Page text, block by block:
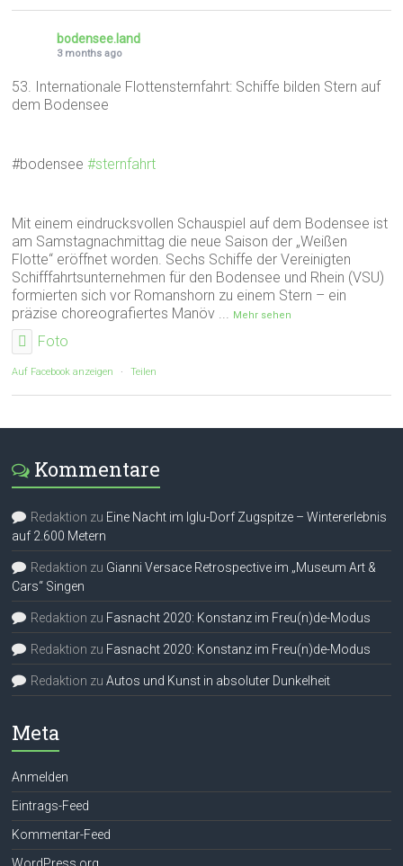
bodensee.land
3 months ago
53. Internationale Flottensternfahrt: Schiffe bilden Stern auf
dem Bodensee
#bodensee#sternfahrt
Mit einem eindrucksvollen Schauspiel auf dem Bodensee ist
am Samstagnachmittag die neue Saison der „Weißen
Flotte“ eröffnet worden. Sechs Schiffe der Vereinigten
Schifffahrtsunternehmen für den Bodensee und Rhein (VSU)
formierten sich vor Romanshorn zu einem Stern – ein
präzise choreografiertes Manöv ... Mehr sehen
Foto
Auf Facebook anzeigen · Teilen
Kommentare
Redaktion zu Eine Nacht im Iglu-Dorf Zugspitze – Wintererlebnis
auf 2.600 Metern
Redaktion zu Gianni Versace Retrospective im „Museum Art &
Cars“ Singen
Redaktion zu Fasnacht 2020: Konstanz im Freu(n)de-Modus
Redaktion zu Fasnacht 2020: Konstanz im Freu(n)de-Modus
Redaktion zuAutos und Kunst in absoluter Dunkelheit
Meta
Anmelden
Eintrags-Feed
Kommentar-Feed